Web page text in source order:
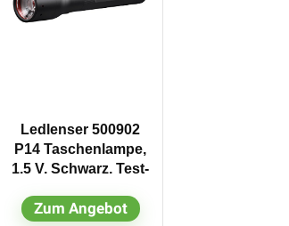
Ledlenser 500902
P14 Taschenlampe,
1.5 V, Schwarz, Test-
Zum Angebot